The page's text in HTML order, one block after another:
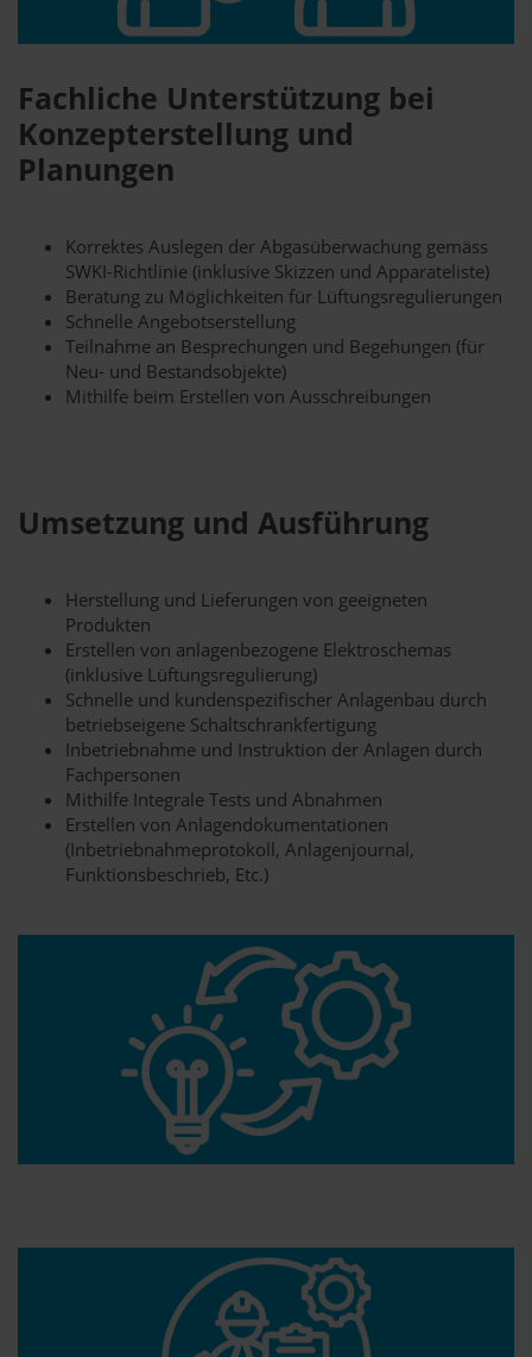
Fachliche Unterstützung bei
Konzepterstellung und
Planungen
Korrektes Auslegen der Abgasüberwachung gemäss
SWKI-Richtlinie (inklusive Skizzen und Apparateliste)
Beratung zu Möglichkeiten für Lüftungsregulierungen
Schnelle Angebotserstellung
Teilnahme an Besprechungen und Begehungen (für
Neu- und Bestandsobjekte)
Mithilfe beim Erstellen von Ausschreibungen
Umsetzung und Ausführung
Herstellung und Lieferungen von geeigneten
Produkten
Erstellen von anlagenbezogene Elektroschemas
(inklusive Lüftungsregulierung)
Schnelle und kundenspezifischer Anlagenbau durch
betriebseigene Schaltschrankfertigung
Inbetriebnahme und Instruktion der Anlagen durch
Fachpersonen
Mithilfe Integrale Tests und Abnahmen
Erstellen von Anlagendokumentationen
(Inbetriebnahmeprotokoll, Anlagenjournal,
Funktionsbeschrieb, Etc.)